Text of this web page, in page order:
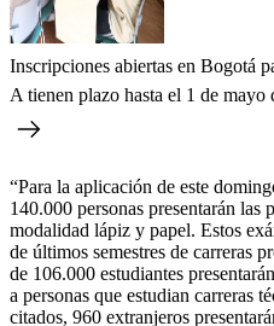
Inscripciones abiertas en Bogotá
A tienen plazo hasta el 1 de mayo
“Para la aplicación de este
140.000 personas presentarán las
modalidad lápiz y papel. Estos
de últimos semestres de carreras
de 106.000 estudiantes
a personas que estudian carreras
citados, 960 extranjeros